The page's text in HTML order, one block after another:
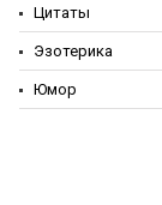
Цитаты
Эзотерика
Юмор